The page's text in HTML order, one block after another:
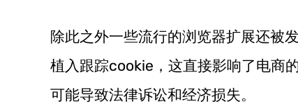
除此之外一些流行的浏览器扩展还被
植入跟踪cookie，这直接影响了电商
可能导致法律诉讼和经济损失。